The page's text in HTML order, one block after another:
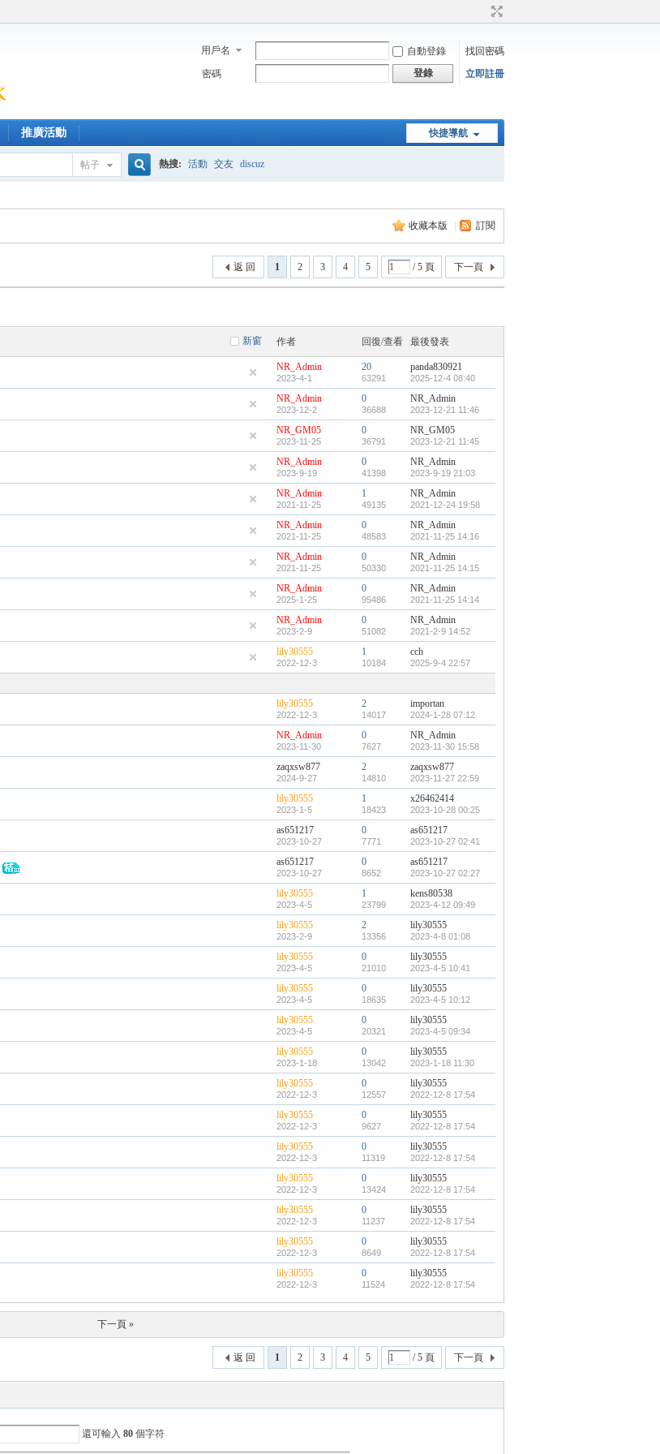
用戶名 自動登錄
找回密碼
密碼
登錄 立即註冊
快捷導航
推廣活動
帖子 熱搜: 活動 交友 discuz
收藏本版 訂閱
1 2 3 4 5 / 5 頁 下一頁
返 回
新窗 作者 回復/查看 最後發表
NR_Admin
2023-4-1
20
63291
panda830921
2025-12-4 08:40
NR_Admin
2023-12-2
0
36688
NR_Admin
2023-12-21 11:46
NR_GM05
2023-11-25
0
36791
NR_GM05
2023-12-21 11:45
NR_Admin
2023-9-19
0
41398
NR_Admin
2023-9-19 21:03
NR_Admin
2021-11-25
1
49135
NR_Admin
2021-12-24 19:58
NR_Admin
2021-11-25
0
48583
NR_Admin
2021-11-25 14:16
NR_Admin
2021-11-25
0
50330
NR_Admin
2021-11-25 14:15
NR_Admin
2025-1-25
0
95486
NR_Admin
2021-11-25 14:14
NR_Admin
2023-2-9
0
51082
NR_Admin
2021-2-9 14:52
lily30555
2022-12-3
1
10184
cch
2025-9-4 22:57
lily30555
2022-12-3
2
14017
importan
2024-1-28 07:12
NR_Admin
2023-11-30
0
7627
NR_Admin
2023-11-30 15:58
zaqxsw877
2024-9-27
2
14810
zaqxsw877
2023-11-27 22:59
lily30555
2023-1-5
1
18423
x26462414
2023-10-28 00:25
as651217
2023-10-27
0
7771
as651217
2023-10-27 02:41
as651217
2023-10-27
0
8652
as651217
2023-10-27 02:27
lily30555
2023-4-5
1
23799
kens80538
2023-4-12 09:49
lily30555
2023-2-9
2
13356
lily30555
2023-4-8 01:08
lily30555
2023-4-5
0
21010
lily30555
2023-4-5 10:41
lily30555
2023-4-5
0
18635
lily30555
2023-4-5 10:12
lily30555
2023-4-5
0
20321
lily30555
2023-4-5 09:34
lily30555
2023-1-18
0
13042
lily30555
2023-1-18 11:30
lily30555
2022-12-3
0
12557
lily30555
2022-12-8 17:54
lily30555
2022-12-3
0
9627
lily30555
2022-12-8 17:54
lily30555
2022-12-3
0
11319
lily30555
2022-12-8 17:54
lily30555
2022-12-3
0
13424
lily30555
2022-12-8 17:54
lily30555
2022-12-3
0
11237
lily30555
2022-12-8 17:54
lily30555
2022-12-3
0
8649
lily30555
2022-12-8 17:54
lily30555
2022-12-3
0
11524
lily30555
2022-12-8 17:54
下一頁 »
1 2 3 4 5 / 5 頁 下一頁
返 回
還可輸入 80 個字符